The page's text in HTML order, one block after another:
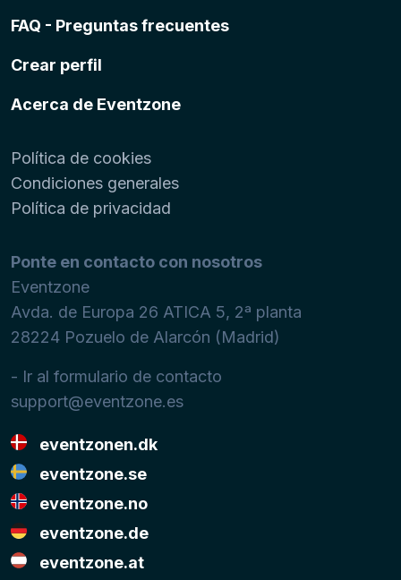
FAQ - Preguntas frecuentes
Crear perfil
Acerca de Eventzone
Política de cookies
Condiciones generales
Política de privacidad
Ponte en contacto con nosotros
Eventzone
Avda. de Europa 26 ATICA 5, 2ª planta
28224 Pozuelo de Alarcón (Madrid)
- Ir al formulario de contacto
support@eventzone.es
eventzonen.dk
eventzone.se
eventzone.no
eventzone.de
eventzone.at